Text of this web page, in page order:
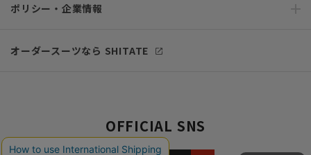
ポリシー・企業情報
オーダースーツなら SHITATE
OFFICIAL SNS